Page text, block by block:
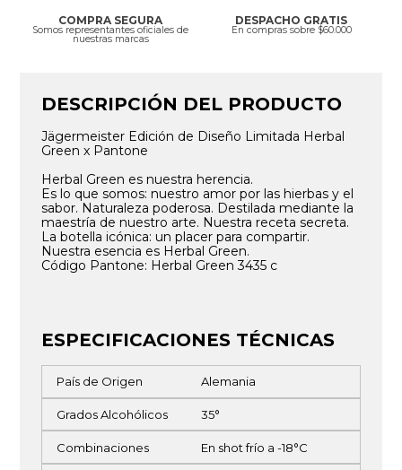
COMPRA SEGURA
Somos representantes oficiales de
nuestras marcas
DESPACHO GRATIS
En compras sobre $60.000
DESCRIPCIÓN DEL PRODUCTO
Jägermeister Edición de Diseño Limitada Herbal
Green x Pantone
Herbal Green es nuestra herencia.
Es lo que somos: nuestro amor por las hierbas y el
sabor. Naturaleza poderosa. Destilada mediante la
maestría de nuestro arte. Nuestra receta secreta.
La botella icónica: un placer para compartir.
Nuestra esencia es Herbal Green.
Código Pantone: Herbal Green 3435 c
ESPECIFICACIONES TÉCNICAS
País de Origen Alemania
Grados Alcohólicos 35°
Combinaciones En shot frío a -18°C